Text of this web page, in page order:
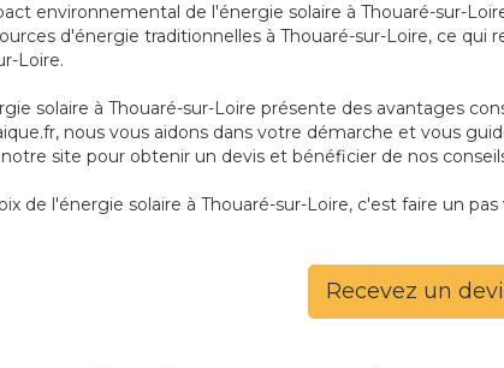
environnemental de l'énergie solaire à Thouaré-sur-
d'énergie traditionnelles à Thouaré-sur-Loire, ce
Loire.
solaire à Thouaré-sur-Loire présente des avantages
nous vous aidons dans votre démarche et vous
site pour obtenir un devis et bénéficier de nos
de l'énergie solaire à Thouaré-sur-Loire, c'est faire un
Recevez un